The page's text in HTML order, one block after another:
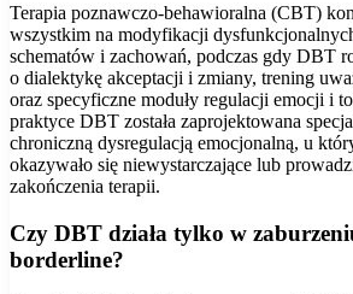
Terapia poznawczo-behawioralna (CBT)
wszystkim na modyfikacji
schematów i zachowań, podczas gdy DBT
o dialektykę akceptacji i zmiany, trening
oraz specyficzne moduły regulacji emocji i
praktyce DBT została zaprojektowana
chroniczną dysregulacją emocjonalną, u
okazywało się niewystarczające lub
zakończenia terapii.
Czy DBT działa tylko w
borderline?